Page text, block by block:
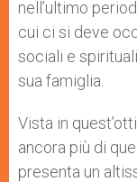
nell’ultimo
cui ci si deve
sociali e
sua famiglia.
Vista in
ancora più di
presenta un